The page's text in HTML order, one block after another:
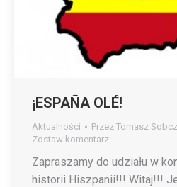
¡ESPAÑA OLÉ!
Aktualności Przez Tomasz
Zostaw komentarz
Zapraszamy do udziału w
historii Hiszpanii!!! Witaj!!!